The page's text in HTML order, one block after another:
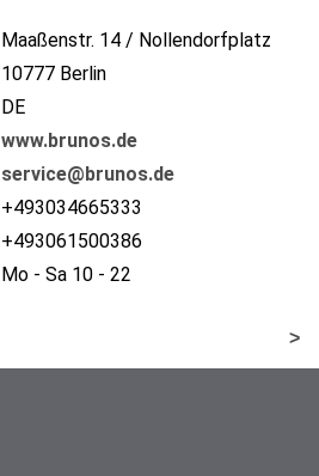
Maaßenstr. 14 / Nollendorfplatz
10777 Berlin
DE
www.brunos.de
service@brunos.de
+493034665333
+493061500386
Mo - Sa 10 - 22
>